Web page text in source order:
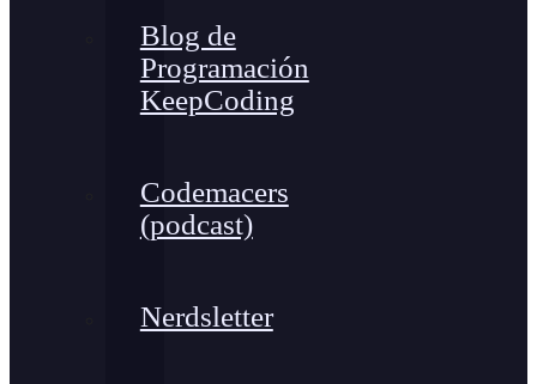
Blog de
Programación
KeepCoding
Codemacers
(podcast)
Nerdsletter